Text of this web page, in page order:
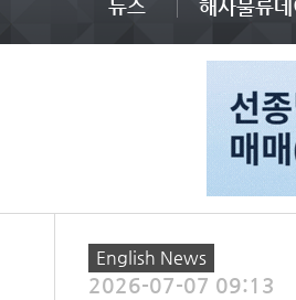
뉴스 해사물류
English News
2026-07-07 09:13